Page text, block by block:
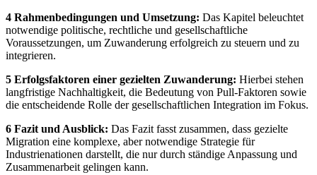
4 Rahmenbedingungen und Umsetzung: Das Kapitel beleuchtet
notwendige politische, rechtliche und gesellschaftliche
Voraussetzungen, um Zuwanderung erfolgreich zu steuern und zu
integrieren.
5 Erfolgsfaktoren einer gezielten Zuwanderung: Hierbei stehen
langfristige Nachhaltigkeit, die Bedeutung von Pull-Faktoren sowie
die entscheidende Rolle der gesellschaftlichen Integration im Fokus.
6 Fazit und Ausblick: Das Fazit fasst zusammen, dass gezielte
Migration eine komplexe, aber notwendige Strategie für
Industrienationen darstellt, die nur durch ständige Anpassung und
Zusammenarbeit gelingen kann.